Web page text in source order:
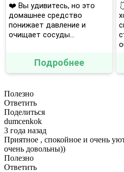
❤️ Вы удивитесь, но это
домашнее средство
понижает давление и
очищает сосуды...
Подробнее
Полезно
Ответить
Поделиться
dumcenkok
3 года назад
Приятное , спокойное и очень
очень довольны))
Полезно
Ответить